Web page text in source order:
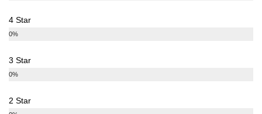
4 Star
0%
3 Star
0%
2 Star